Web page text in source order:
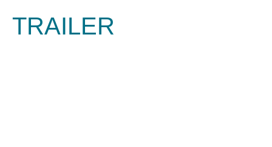
TRAILER